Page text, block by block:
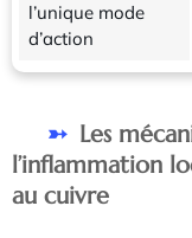
l’unique mode
d’action
Les
l’inflammation
au cuivre